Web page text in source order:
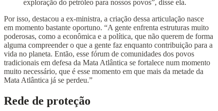
exploração do petróleo para nossos povos”, disse ela.
Por isso, destacou a ex-ministra, a criação dessa articulação nasce
em momento bastante oportuno. “A gente enfrenta estruturas muito
poderosas, como a econômica e a política, que não querem de forma
alguma compreender o que a gente faz enquanto contribuição para a
vida no planeta. Então, esse fórum de comunidades dos povos
tradicionais em defesa da Mata Atlântica se fortalece num momento
muito necessário, que é esse momento em que mais da metade da
Mata Atlântica já se perdeu.”
Rede de proteção